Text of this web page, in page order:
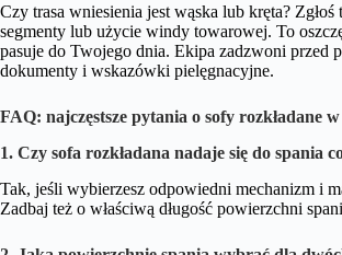
Czy trasa wniesienia jest wąska lub kręta?
segmenty lub użycie windy towarowej. To
pasuje do Twojego dnia. Ekipa zadzwoni przed
dokumenty i wskazówki pielęgnacyjne.
FAQ: najczęstsze pytania o sofy rozkładane
1. Czy sofa rozkładana nadaje się do spania
Tak, jeśli wybierzesz odpowiedni mechanizm i
Zadbaj też o właściwą długość powierzchni